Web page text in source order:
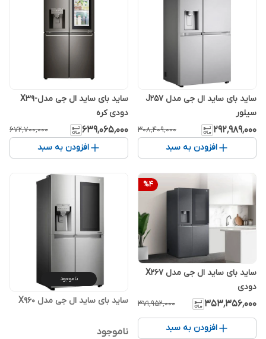
ساید بای ساید ال جی مدل J257
سیلور
۲۹۲٬۹۸۹٬۰۰۰ ۳۰۸٬۴۰۹٬۰۰۰
افزودن به سبد
ساید بای ساید ال جی مدل-X39
دودی کره
۶۳۹٬۰۶۵٬۰۰۰ ۶۷۲٬۷۰۰٬۰۰۰
افزودن به سبد
%4
ساید بای ساید ال جی مدل X267
دودی
۳۵۳٬۳۵۶٬۰۰۰ ۳۷۱٬۹۵۲٬۰۰۰
افزودن به سبد
ناموجود
ساید بای ساید ال جی مدل X960
ناموجود